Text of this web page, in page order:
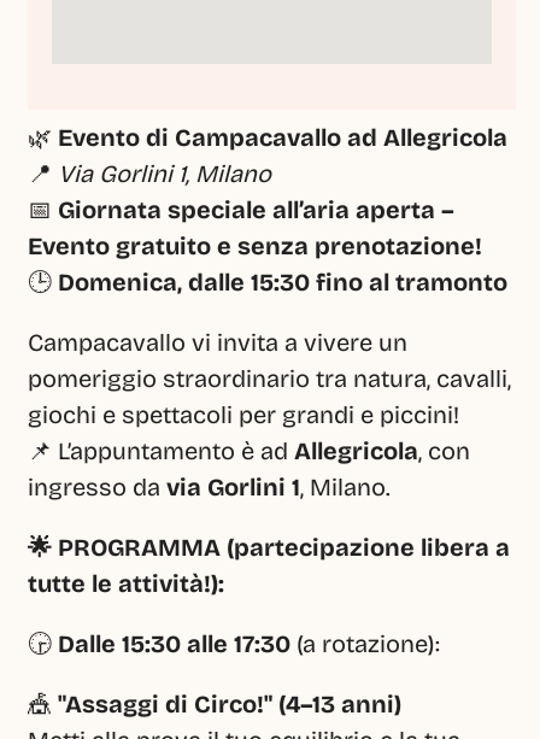
🌿 Evento di Campacavallo ad Allegricola
📍 Via Gorlini 1, Milano
📅 Giornata speciale all’aria aperta –
Evento gratuito e senza prenotazione!
🕒 Domenica, dalle 15:30 fino al tramonto
Campacavallo vi invita a vivere un
pomeriggio straordinario tra natura, cavalli,
giochi e spettacoli per grandi e piccini!
📌 L’appuntamento è ad Allegricola, con
ingresso da via Gorlini 1, Milano.
🌟 PROGRAMMA (partecipazione libera a
tutte le attività!):
🕞 Dalle 15:30 alle 17:30 (a rotazione):
🎪 "Assaggi di Circo!" (4–13 anni)